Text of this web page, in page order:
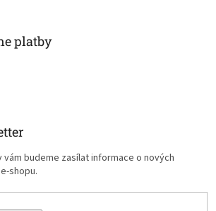
platby
vám budeme zasílat informace o nových
shopu.